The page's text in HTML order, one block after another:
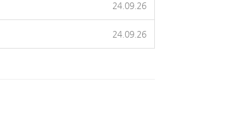
24.09.26
24.09.26